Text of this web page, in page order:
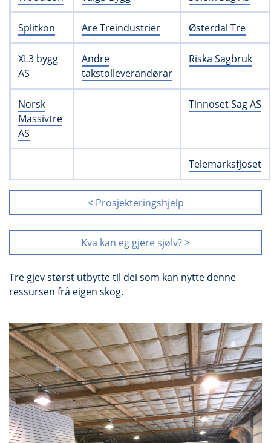
Splitkon Are Treindustrier Østerdal Tre
XL3 bygg
AS
Andre
takstolleverandørar
Riska Sagbruk
Norsk
Massivtre
AS
Tinnoset Sag AS
Telemarksfjoset
< Prosjekteringshjelp
Kva kan eg gjere sjølv? >
Tre gjev størst utbytte til dei som kan nytte denne
ressursen frå eigen skog.